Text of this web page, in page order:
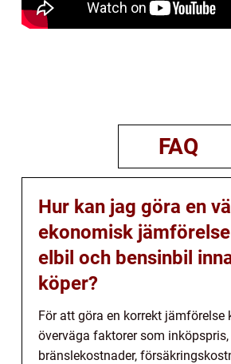
FAQ
Hur kan jag göra en
ekonomisk
elbil och bensinbil
köper?
För att göra en korrekt jämförelse
överväga faktorer som inköpspris,
bränslekostnader,